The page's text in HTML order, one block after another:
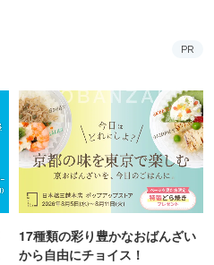
PR
17種類の彩り豊かなおばんざい
から自由にチョイス！